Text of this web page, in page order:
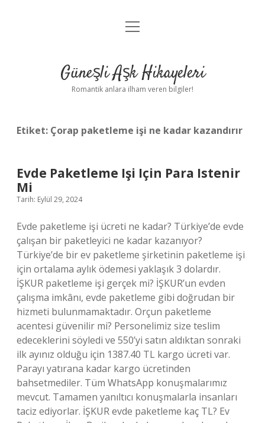
Anasayfa
Yasal Uyarı
menüyü
Güneşli Aşk Hikayeleri
Romantik anlara ilham veren bilgiler!
Etiket: Çorap paketleme işi ne kadar kazandırır
Evde Paketleme Işi Için Para Istenir
Mi
Tarih: Eylül 29, 2024
Evde paketleme işi ücreti ne kadar? Türkiye’de evde
çalışan bir paketleyici ne kadar kazanıyor?
Türkiye’de bir ev paketleme şirketinin paketleme işi
için ortalama aylık ödemesi yaklaşık 3 dolardır.
İŞKUR paketleme işi gerçek mi? İŞKUR’un evden
çalışma imkânı, evde paketleme gibi doğrudan bir
hizmeti bulunmamaktadır. Orçun paketleme
acentesi güvenilir mi? Personelimiz size teslim
edeceklerini söyledi ve 550’yi satın aldıktan sonraki
ilk ayınız olduğu için 1387.40 TL kargo ücreti var.
Parayı yatırana kadar kargo ücretinden
bahsetmediler. Tüm WhatsApp konuşmalarımız
mevcut. Tamamen yanıltıcı konuşmalarla insanları
taciz ediyorlar. İŞKUR evde paketleme kaç TL? Ev